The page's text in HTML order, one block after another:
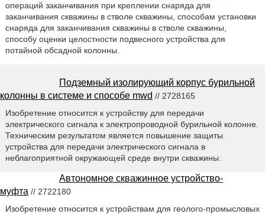
операций заканчивания при креплении снаряда для
заканчивания скважины в стволе скважины, способам установки
снаряда для заканчивания скважины в стволе скважины,
способу оценки целостности подвесного устройства для
потайной обсадной колонны.
Подземный изолирующий корпус бурильной
колонны в системе и способе mwd // 2728165
Изобретение относится к устройству для передачи
электрического сигнала к электропроводной бурильной колонне.
Техническим результатом является повышение защиты
устройства для передачи электрического сигнала в
неблагоприятной окружающей среде внутри скважины.
Автономное скважинное устройство-
муфта // 2722180
Изобретение относится к устройствам для геолого-промысловых